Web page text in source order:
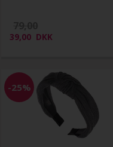
39,00 DKK
-25%